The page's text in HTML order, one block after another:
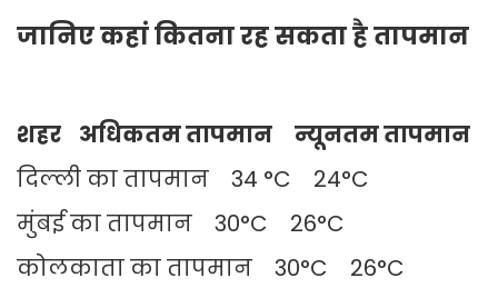
जानिए कहां कितना रह सकता है तापमान
शहर अधिकतम तापमान न्यूनतम तापमान
दिल्ली का तापमान 34 °C 24°C
मुंबई का तापमान 30°C 26°C
कोलकाता का तापमान 30°C 26°C